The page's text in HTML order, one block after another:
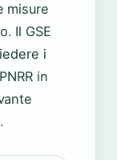
misure
Il GSE
i
in